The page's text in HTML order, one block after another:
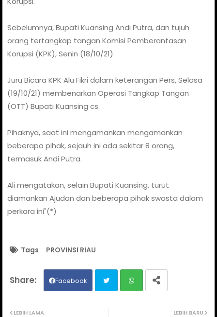
Sebelumnya, Bupati Kuansing Andi Putra, dan tujuh
orang tertangkap tangan Komisi Pemberantasan
Korupsi (KPK), Senin (18/10/21).
Juru Bicara KPK Alu Fikri dalam keterangan Pers, Selasa
(19/10/21) membenarkan Operasi Tangkap Tangan
(OTT) Bupati Kuansing cs.
Pihaknya, saat ini mengamankan mengamankan
beberapa pihak, sejauh ini ada sekitar 8 orang,
termasuk Andi Putra.
Ali mengatakan, selain Bupati Kuansing, turut
diamankan Ajudan dan beberapa pihak swasta dalam
perkara ini"(*)
Tags PROVINSI RIAU
Facebook
LEBIH BARU
LEBIH LAMA